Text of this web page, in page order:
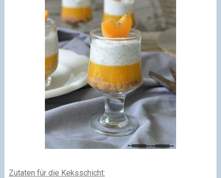
Zutaten für die Keksschicht: